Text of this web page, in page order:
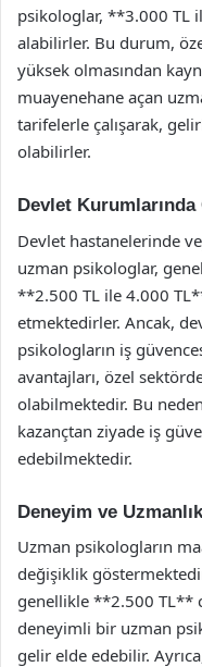
psikologlar, **3.000 TL
alabilirler. Bu durum,
yüksek olmasından
muayenehane açan
tarifelerle çalışarak,
olabilirler.
Devlet
Devlet hastanelerinde
uzman psikologlar,
**2.500 TL ile 4.000
etmektedirler. Ancak,
psikologların iş
avantajları, özel
olabilmektedir. Bu
kazançtan ziyade iş
edebilmektedir.
Deneyim ve
Uzman psikologların
değişiklik
genellikle **2.500 TL**
deneyimli bir uzman
gelir elde edebilir.